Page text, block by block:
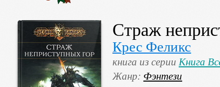
Страж
Крес Феликс
книга из серииКнига
Жанр: Фэнтези